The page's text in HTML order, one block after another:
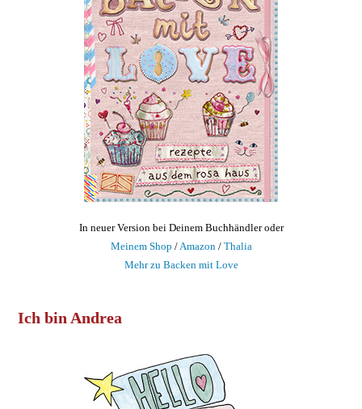
In neuer Version bei Deinem Buchhändler oder
Meinem Shop / Amazon / Thalia
Mehr zu Backen mit Love
Ich bin Andrea